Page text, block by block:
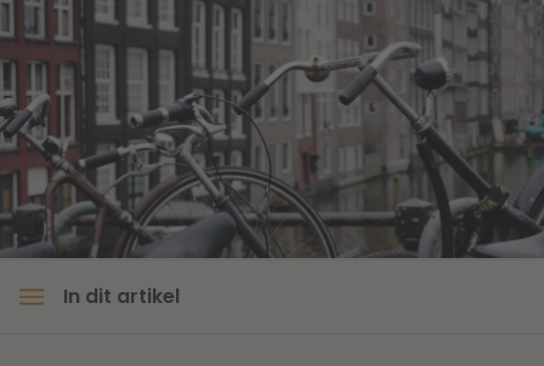
Onderwijs
In dit artikel